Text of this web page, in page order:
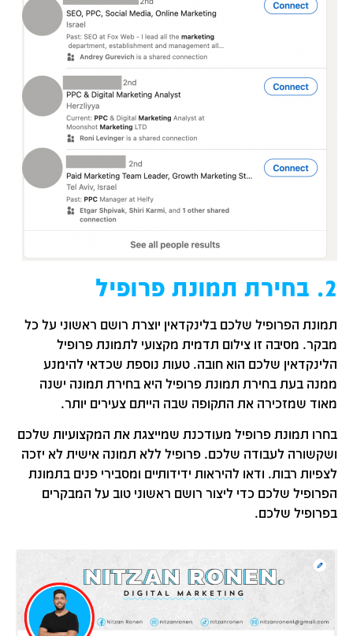
2. בחירת תמונת פרופיל
תמונת הפרופיל שלכם בלינקדאין יוצרת רושם ראשוני על כל
מבקר. מסיבה זו צילום תדמית מקצועי לתמונת פרופיל
הלינקדאין שלכם הוא חובה. טעות נוספת שכדאי להימנע
ממנה בעת בחירת תמונת פרופיל היא בחירת תמונה ישנה
מאוד שמזכירה את התקופה שבה הייתם צעירים יותר.
בחרו תמונת פרופיל מעודכנת שמייצגת את המקצועיות שלכם
ושקשורה לעבודה שלכם. פרופיל ללא תמונה אישית לא יזכה
לצפיות רבות. ודאו להיראות ידידותיים ומסבירי פנים בתמונת
הפרופיל שלכם כדי ליצור רושם ראשוני טוב על המבקרים
בפרופיל שלכם.